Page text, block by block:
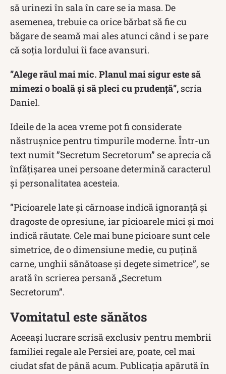
să urinezi în sala în care se ia masa. De
asemenea, trebuie ca orice bărbat să fie cu
băgare de seamă mai ales atunci când i se pare
că soţia lordului îi face avansuri.
”Alege răul mai mic. Planul mai sigur este să
mimezi o boală şi să pleci cu prudenţă”, scria
Daniel.
Ideile de la acea vreme pot fi considerate
năstrușnice pentru timpurile moderne. Într-un
text numit ”Secretum Secretorum” se aprecia că
înfățișarea unei persoane determină caracterul
și personalitatea acesteia.
”Picioarele late şi cărnoase indică ignoranţă şi
dragoste de opresiune, iar picioarele mici şi moi
indică răutate. Cele mai bune picioare sunt cele
simetrice, de o dimensiune medie, cu puţină
carne, unghii sănătoase şi degete simetrice”, se
arată în scrierea persană „Secretum
Secretorum”.
Vomitatul este sănătos
Aceeași lucrare scrisă exclusiv pentru membrii
familiei regale ale Persiei are, poate, cel mai
ciudat sfat de până acum. Publicația apărută în